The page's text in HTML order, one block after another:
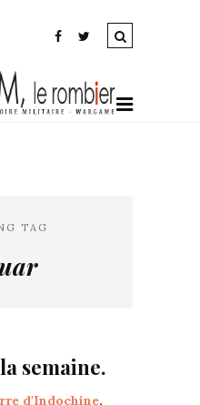
TAG
semaine.
d'Indochine,